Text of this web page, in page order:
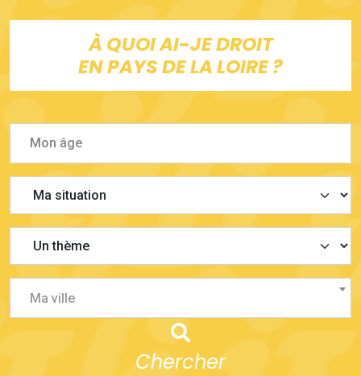
À QUOI AI-JE DROIT
EN PAYS DE LA LOIRE ?
Ma ville
Chercher